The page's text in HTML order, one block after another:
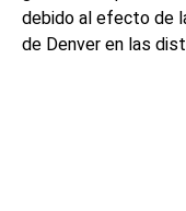
debido al efecto de
de Denver en las